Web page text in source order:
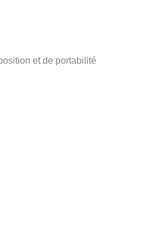
et de portabilité